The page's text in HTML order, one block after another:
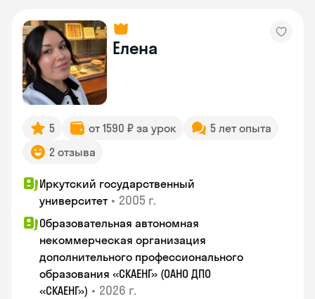
Елена
5 от 1590 ₽ за урок
5 лет опыта
2 отзыва
Иркутский государственный
университет • 2005 г.
Образовательная автономная
некоммерческая организация
дополнительного профессионального
образования «СКАЕНГ» (ОАНО ДПО
«СКАЕНГ») • 2026 г.